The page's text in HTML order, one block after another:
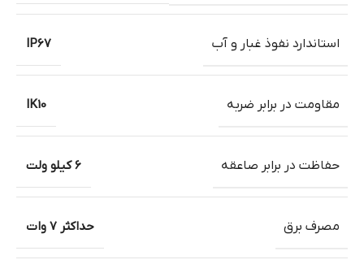
استاندارد نفوذ غبار و آب IP67
مقاومت در برابر ضربه IK10
حفاظت در برابر صاعقه 6 کیلو ولت
مصرف برق حداکثر 7 وات